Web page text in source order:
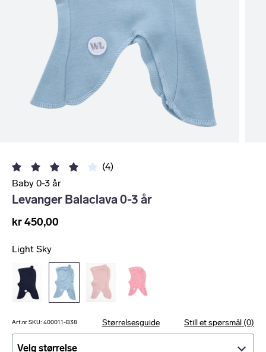
(4)
Baby 0-3 år
Levanger Balaclava 0-3 år
kr 450,00
Light Sky
Art.nr SKU: 400011-B38 Størrelsesguide Still et spørsmål (0)
Velg størrelse